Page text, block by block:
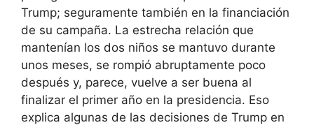
Trump; seguramente también en la financiación
de su campaña. La estrecha relación que
mantenían los dos niños se mantuvo durante
unos meses, se rompió abruptamente poco
después y, parece, vuelve a ser buena al
finalizar el primer año en la presidencia. Eso
explica algunas de las decisiones de Trump en